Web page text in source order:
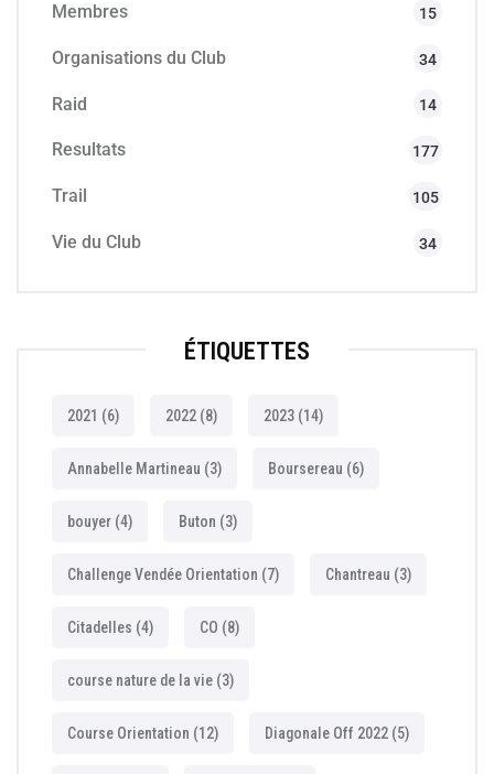
Membres 15
Organisations du Club 34
Raid 14
Resultats 177
Trail 105
Vie du Club 34
ÉTIQUETTES
2021 (6) 2022 (8) 2023 (14)
Annabelle Martineau (3) Boursereau (6)
bouyer (4) Buton (3)
Challenge Vendée Orientation (7) Chantreau (3)
Citadelles (4) CO (8)
course nature de la vie (3)
Course Orientation (12) Diagonale Off 2022 (5)